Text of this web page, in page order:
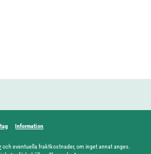
Information
och eventuella fraktkostnader, om inget annat anges.